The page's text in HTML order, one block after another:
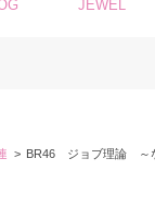
JEWEL
BR46 ジョブ理論 ～